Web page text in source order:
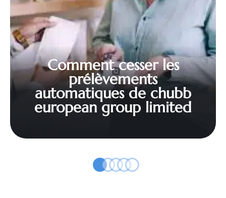
Comment cesser les
prélèvements
automatiques de chubb
european group limited